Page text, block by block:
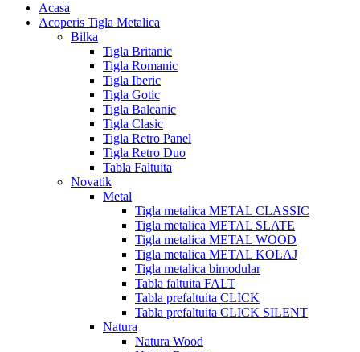
Acasa
Acoperis Tigla Metalica
Bilka
Tigla Britanic
Tigla Romanic
Tigla Iberic
Tigla Gotic
Tigla Balcanic
Tigla Clasic
Tigla Retro Panel
Tigla Retro Duo
Tabla Faltuita
Novatik
Metal
Tigla metalica METAL CLASSIC
Tigla metalica METAL SLATE
Tigla metalica METAL WOOD
Tigla metalica METAL KOLAJ
Tigla metalica bimodular
Tabla faltuita FALT
Tabla prefaltuita CLICK
Tabla prefaltuita CLICK SILENT
Natura
Natura Wood